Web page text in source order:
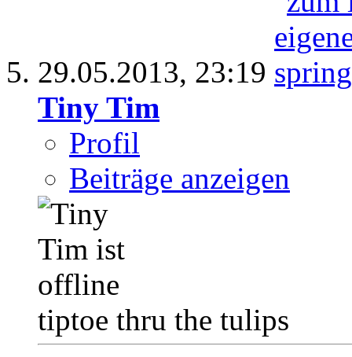
29.05.2013, 23:19
Tiny Tim
Profil
Beiträge anzeigen
tiptoe thru the tulips